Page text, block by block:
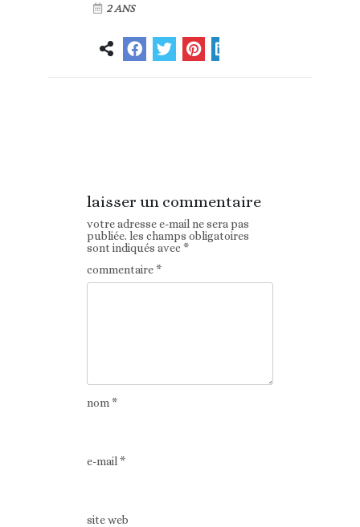
2 ANS
laisser un commentaire
votre adresse e-mail ne sera pas
publiée. les champs obligatoires
sont indiqués avec*
commentaire*
nom*
e-mail*
site web